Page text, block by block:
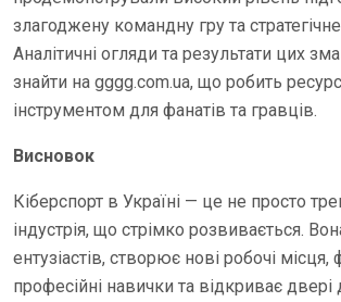
злагоджену командну гру та
Аналітичні огляди та результати цих
знайти на gggg.com.ua, що робить
інструментом для фанатів та гравців.
Висновок
Кіберспорт в Україні — це не просто
індустрія, що стрімко розвивається.
ентузіастів, створює нові робочі
професійні навички та відкриває